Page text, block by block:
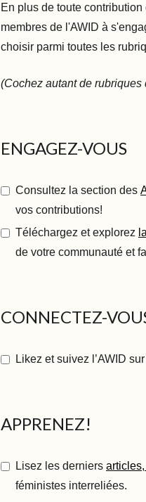
En plus de toute
membres de l'AWID à
choisir parmi toutes les
(Cochez autant de
ENGAGEZ-VOUS
Consultez la section des
vos contributions!
Téléchargez et explorez
de votre communauté et
CONNECTEZ-
Likez et suivez l’AWID sur
APPRENEZ!
Lisez les derniers
féministes interreliées.